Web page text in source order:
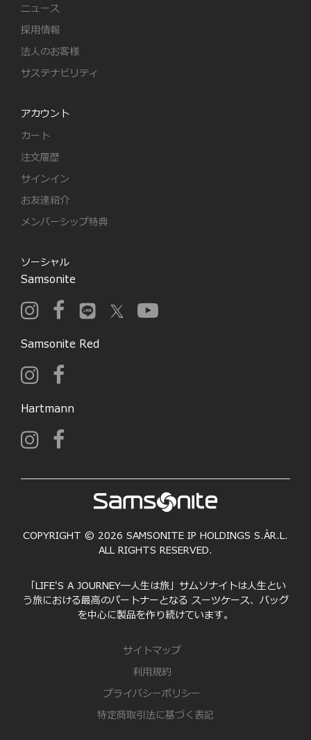
ニュース
採用情報
法人のお客様
サステナビリティ
アカウント
カート
注文履歴
サインイン
お友達紹介
メンバーシップ特典
ソーシャル
Samsonite
Samsonite Red
Hartmann
COPYRIGHT © 2026 SAMSONITE IP HOLDINGS S.ÀR.L.
ALL RIGHTS RESERVED.
「LIFE'S A JOURNEY―人生は旅」サムソナイトは人生とい
う旅における最高のパートナーとなる スーツケース、バッグ
を中心に製品を作り続けています。
サイトマップ
利用規約
プライバシーポリシー
特定商取引法に基づく表記